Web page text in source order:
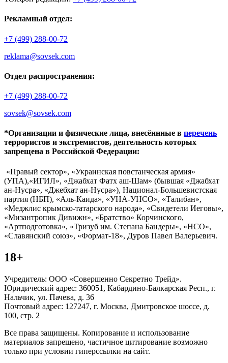
Рекламный отдел:
+7 (499) 288-00-72
reklama@sovsek.com
Отдел распространения:
+7 (499) 288-00-72
sovsek@sovsek.com
*Организации и физические лица, внесённные в перечень
террористов и экстремистов, деятельность которых
запрещена в Российской Федерации:
«Правый сектор», «Украинская повстанческая армия»
(УПА),«ИГИЛ», «Джабхат Фатх аш-Шам» (бывшая «Джабхат
ан-Нусра», «Джебхат ан-Нусра»), Национал-Большевистская
партия (НБП), «Аль-Каида», «УНА-УНСО», «Талибан»,
«Меджлис крымско-татарского народа», «Свидетели Иеговы»,
«Мизантропик Дивижн», «Братство» Корчинского,
«Артподготовка», «Тризуб им. Степана Бандеры», «НСО»,
«Славянский союз», «Формат-18», Дуров Павел Валерьевич.
18+
Учредитель: ООО «Совершенно Секретно Трейд».
Юридический адрес: 360051, Кабардино-Балкарская Респ., г.
Нальчик, ул. Пачева, д. 36
Почтовый адрес: 127247, г. Москва, Дмитровское шоссе, д.
100, стр. 2
Все права защищены. Копирование и использование
материалов запрещено, частичное цитирование возможно
только при условии гиперссылки на сайт.